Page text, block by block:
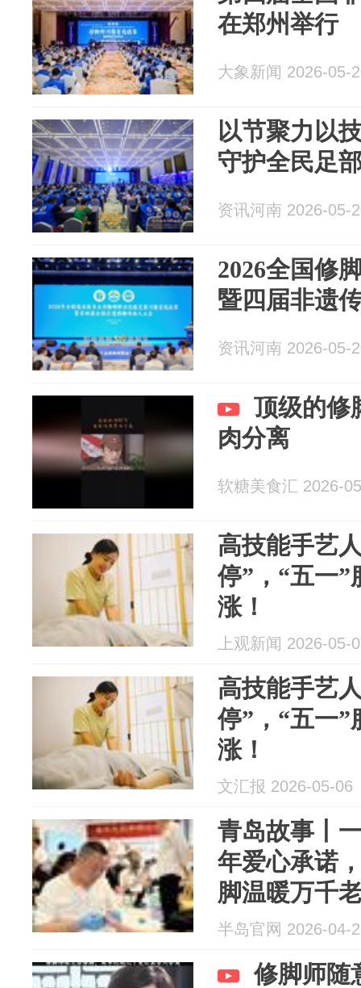
在郑州举行
大象新闻 2026-05-
以节聚力以
守护全民足
资讯河南 2026-05-
2026全国修
暨四届非遗
资讯河南 2026-05-
顶级的修
肉分离
软糖美食汇 2026-
高技能手艺
停”，“五一”
涨！
上观新闻 2026-05-
高技能手艺
停”，“五一”
涨！
文汇报 2026-05-06
青岛故事丨
年爱心承诺
脚温暖万千
半岛官网 2026-04-
修脚师随